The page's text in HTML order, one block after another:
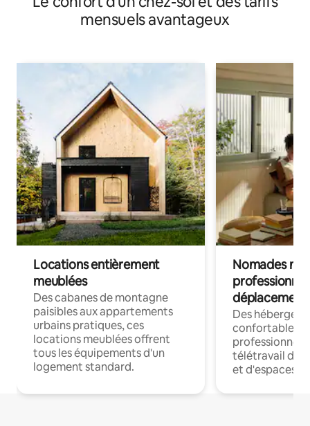
mensuels avantageux
Locations entièrement
meublées
Des cabanes de montagne
paisibles aux appartements
urbains pratiques, ces
locations meublées offrent
tous les équipements d'un
logement standard.
Nomades
déplacement
Des
confortables
professionnels
télétravail
et d'espaces